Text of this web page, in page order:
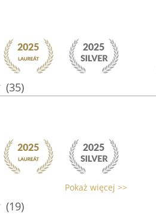
(35)
Pokaż więcej >>
(19)